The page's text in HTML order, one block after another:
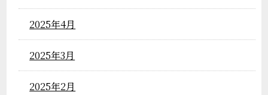
2025年4月
2025年3月
2025年2月